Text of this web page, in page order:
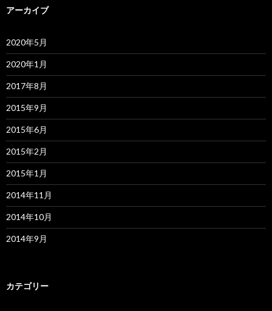
アーカイブ
2020年5月
2020年1月
2017年8月
2015年9月
2015年6月
2015年2月
2015年1月
2014年11月
2014年10月
2014年9月
カテゴリー